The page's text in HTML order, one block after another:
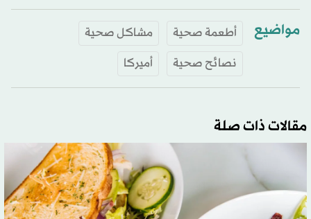
مواضيع أطعمة صحية
مشاكل صحية
نصائح صحية
أميركا
مقالات ذات صلة